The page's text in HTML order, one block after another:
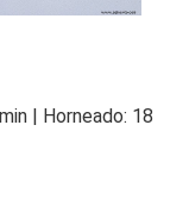
| Horneado: 18